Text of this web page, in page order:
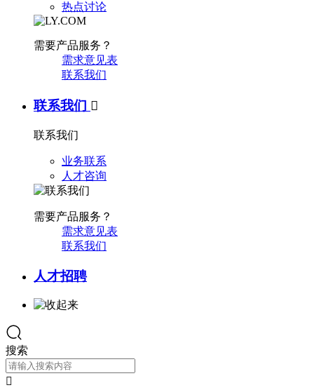
热点讨论
需要产品服务？
需求意见表
联系我们
联系我们 
联系我们
业务联系
人才咨询
需要产品服务？
需求意见表
联系我们
人才招聘
搜索
